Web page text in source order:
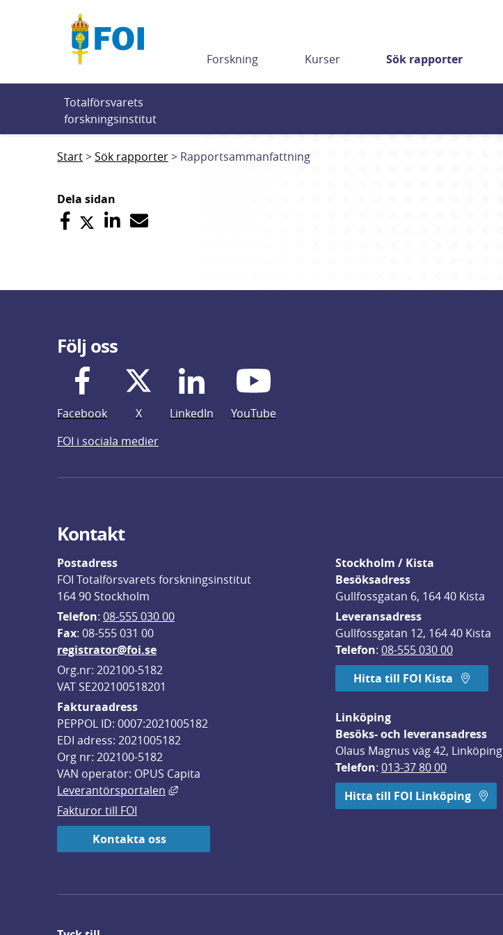
Forskning Kurser Sök rapporter
Totalförsvarets
forskningsinstitut
Start Sök rapporter Rapportsammanfattning
Dela sidan
Följ oss
Facebook X LinkedIn
YouTube
FOI i sociala medier
Kontakt
Postadress
FOI Totalförsvarets forskningsinstitut
164 90 Stockholm
Telefon: 08-555 030 00
Fax: 08-555 031 00
registrator@foi.se
Org.nr: 202100-5182
VAT SE202100518201
Fakturaadress
PEPPOL ID: 0007:2021005182
EDI adress: 2021005182
Org nr: 202100-5182
VAN operatör: OPUS Capita
Leverantörsportalen
Länk till annan webbplats, öppnas i nytt fönster.
Fakturor till FOI
Kontakta oss
Stockholm / Kista
Besöksadress
Gullfossgatan 6, 164 40 Kista
Leveransadress
Gullfossgatan 12, 164 40 Kista
Telefon: 08-555 030 00
Hitta till FOI Kista
Linköping
Besöks- och leveransadress
Olaus Magnus väg 42, Linköping
Telefon: 013-37 80 00
Hitta till FOI Linköping